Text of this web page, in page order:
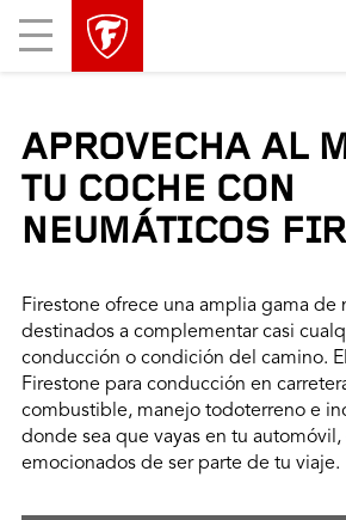
Mobile
Menu
APROVECHA AL
TU COCHE CON
NEUMÁTICOS
Firestone ofrece una amplia gama de
destinados a complementar casi
conducción o condición del camino.
Firestone para conducción en
combustible, manejo todoterreno e
donde sea que vayas en tu automóvil,
emocionados de ser parte de tu viaje.